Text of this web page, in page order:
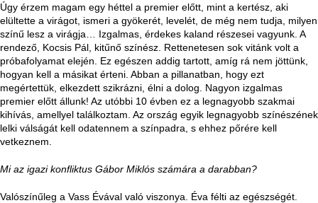
Úgy érzem magam egy héttel a premier előtt, mint a kertész, aki
elültette a virágot, ismeri a gyökerét, levelét, de még nem tudja, milyen
színű lesz a virágja… Izgalmas, érdekes kaland részesei vagyunk. A
rendező, Kocsis Pál, kitűnő színész. Rettenetesen sok vitánk volt a
próbafolyamat elején. Ez egészen addig tartott, amíg rá nem jöttünk,
hogyan kell a másikat érteni. Abban a pillanatban, hogy ezt
megértettük, elkezdett szikrázni, élni a dolog. Nagyon izgalmas
premier előtt állunk! Az utóbbi 10 évben ez a legnagyobb szakmai
kihívás, amellyel találkoztam. Az ország egyik legnagyobb színészének
lelki válságát kell odatennem a színpadra, s ehhez pőrére kell
vetkeznem.
Mi az igazi konfliktus Gábor Miklós számára a darabban?
Valószínűleg a Vass Évával való viszonya. Éva félti az egészségét.